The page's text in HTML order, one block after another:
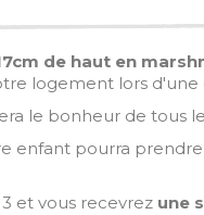
de haut en
logement lors d'une
le bonheur de tous
enfant pourra
et vous recevrez une